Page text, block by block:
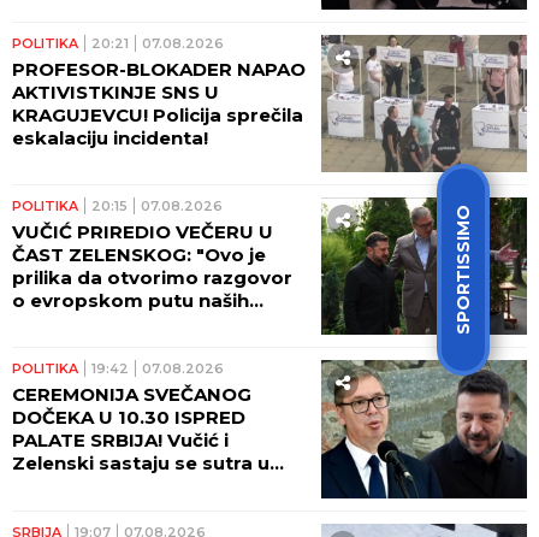
SPORTISSIMO
POLITIKA 20:21 07.08.2026
PROFESOR-BLOKADER NAPAO
AKTIVISTKINJE SNS U
KRAGUJEVCU! Policija sprečila
eskalaciju incidenta!
POLITIKA 20:15 07.08.2026
VUČIĆ PRIREDIO VEČERU U
ČAST ZELENSKOG: "Ovo je
prilika da otvorimo razgovor
o evropskom putu naših
POLITIKA 19:42 07.08.2026
CEREMONIJA SVEČANOG
DOČEKA U 10.30 ISPRED
PALATE SRBIJA! Vučić i
Zelenski sastaju se sutra u
SRBIJA 19:07 07.08.2026